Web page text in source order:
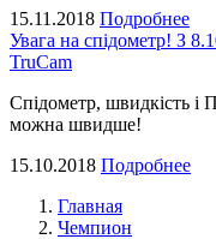
15.11.2018 Подробнее
Увага на спідометр! З
TruCam
Спідометр, швидкість і
можна швидше!
15.10.2018 Подробнее
Главная
Чемпион